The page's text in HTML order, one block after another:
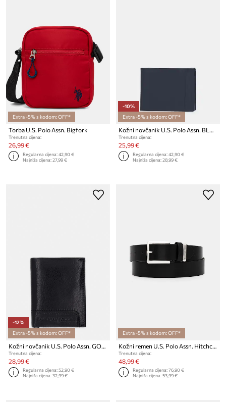
Extra -5% s kodom: OFF*
Torba U.S. Polo Assn. Bigfork
Trenutna cijena:
26,99 €
Regularna cijena:42,90 €
Najniža cijena:27,99 €
-10%
Extra -5% s kodom: OFF*
Kožni novčanik U.S. Polo Assn. BLACKBURN
Trenutna cijena:
25,99 €
Regularna cijena:42,90 €
Najniža cijena:28,99 €
-12%
Extra -5% s kodom: OFF*
Trenutna cijena:
28,99 €
Regularna cijena:52,90 €
Najniža cijena:32,99 €
Extra -5% s kodom: OFF*
Trenutna cijena:
48,99 €
Regularna cijena:76,90 €
Najniža cijena:53,99 €